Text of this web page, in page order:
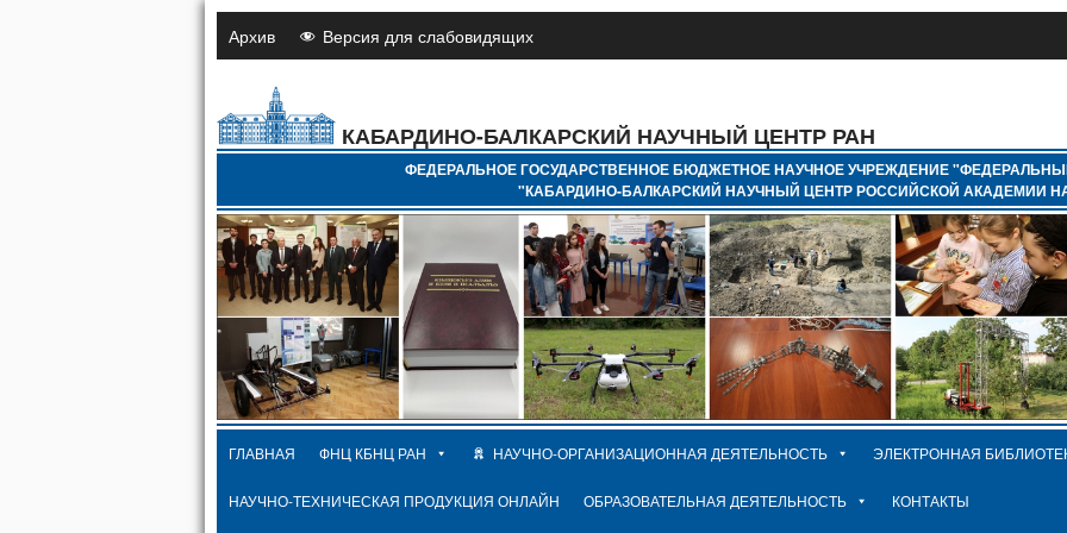
Архив Версия для слабовидящих
КАБАРДИНО-БАЛКАРСКИЙ НАУЧНЫЙ ЦЕНТР РАН
ФЕДЕРАЛЬНОЕ ГОСУДАРСТВЕННОЕ БЮДЖЕТНОЕ НАУЧНОЕ УЧРЕЖДЕНИЕ
"КАБАРДИНО-БАЛКАРСКИЙ НАУЧНЫЙ ЦЕНТР РОССИЙСКОЙ АКАДЕМИИ
ГЛАВНАЯ ФНЦ КБНЦ РАН НАУЧНО-ОРГАНИЗАЦИОННАЯ ДЕЯТЕЛЬНОСТЬ ЭЛЕКТРОННАЯ
НАУЧНО-ТЕХНИЧЕСКАЯ ПРОДУКЦИЯ ОНЛАЙН ОБРАЗОВАТЕЛЬНАЯ ДЕЯТЕЛЬНОСТЬ КОНТАКТЫ